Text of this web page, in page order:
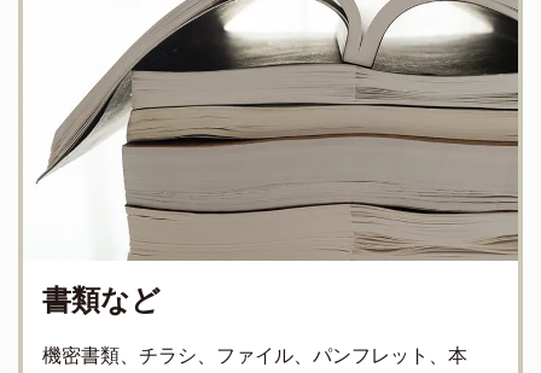
書類など
機密書類、チラシ、ファイル、パンフレット、本